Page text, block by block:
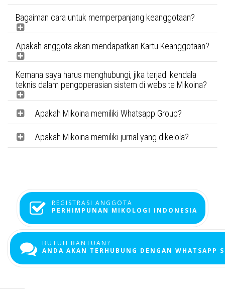
Bagaiman cara untuk memperpanjang keanggotaan?
Apakah anggota akan mendapatkan Kartu Keanggotaan?
Kemana saya harus menghubungi, jika terjadi kendala
teknis dalam pengoperasian sistem di website Mikoina?
Apakah Mikoina memiliki Whatsapp Group?
Apakah Mikoina memiliki jurnal yang dikelola?
REGISTRASI ANGGOTA
PERHIMPUNAN MIKOLOGI INDONESIA
BUTUH BANTUAN?
ANDA AKAN TERHUBUNG DENGAN WHATSAPP